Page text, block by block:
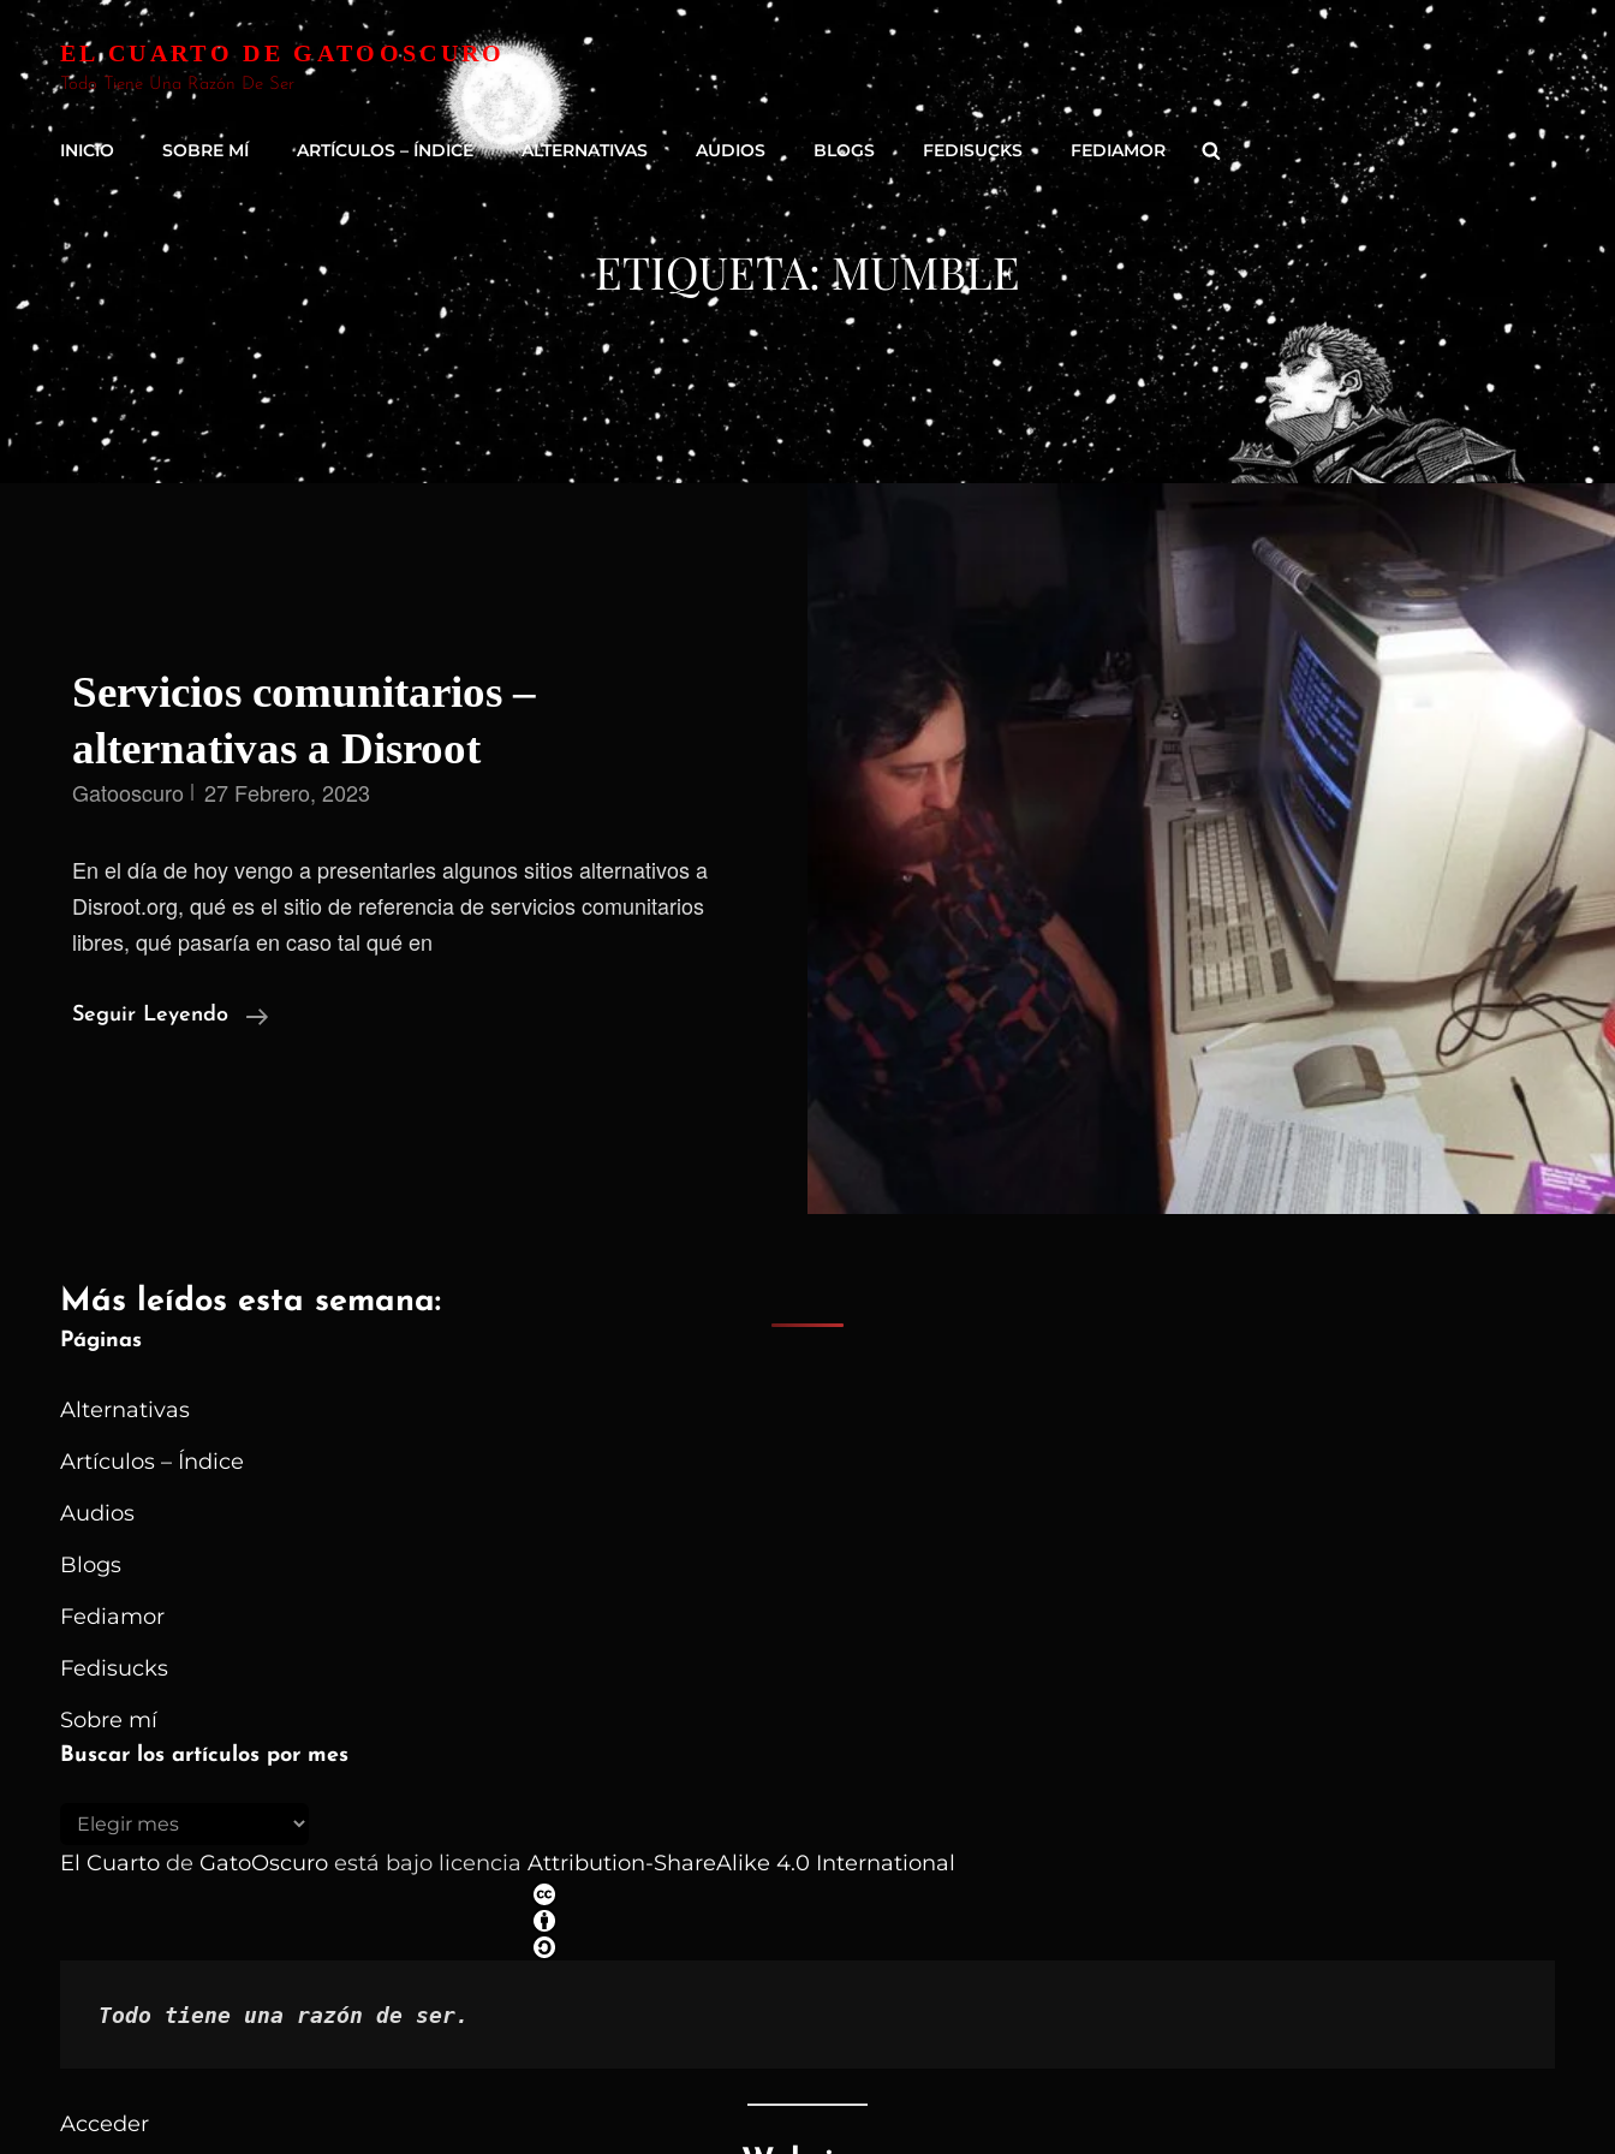
EL CUARTO DE GATOOSCURO
Todo Tiene Una Razón De Ser
INICIO SOBRE MÍ ARTÍCULOS – ÍNDICE ALTERNATIVAS AUDIOS BLOGS FEDISUCKS FEDIAMOR Buscar
ETIQUETA:MUMBLE
Servicios comunitarios –
alternativas a Disroot
Gatooscuro 27 Febrero, 2023
En el día de hoy vengo a presentarles algunos sitios alternativos a
Disroot.org, qué es el sitio de referencia de servicios comunitarios
libres, qué pasaría en caso tal qué en
Seguir Leyendo
Servicios
Más leídos esta semana:
Páginas
Alternativas
Artículos – Índice
Audios
Blogs
Fediamor
Fedisucks
Sobre mí
Buscar los artículos por mes
Buscar
los
El Cuarto de GatoOscuro está bajo licencia Attribution-ShareAlike 4.0 International
Todo tiene una razón de ser.
Acceder